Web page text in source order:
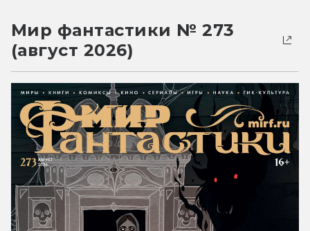
Мир фантастики № 273
(август 2026)